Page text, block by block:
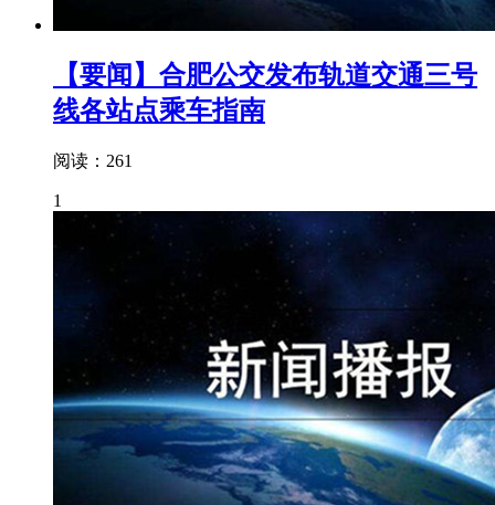
【要闻】合肥公交发布轨道交通三号
线各站点乘车指南
阅读：261
1